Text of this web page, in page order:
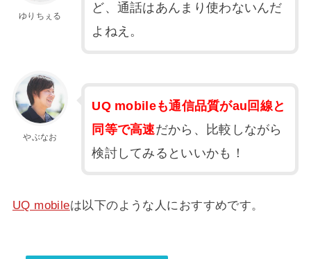
ゆりちぇる
ど、通話はあんまり使わないんだ
よねえ。
やぶなお
UQ mobileも通信品質がau回線と
同等で高速だから、比較しながら
検討してみるといいかも！
UQ mobileは以下のような人におすすめです。